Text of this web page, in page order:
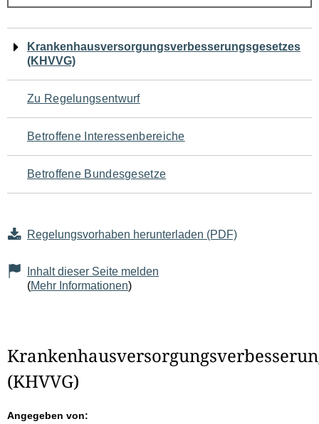
Navigation
für
den
Seiteninhalt
Krankenhausversorgungsverbesserungsgesetzes
(KHVVG)
Zu Regelungsentwurf
Betroffene Interessenbereiche
Betroffene Bundesgesetze
Regelungsvorhaben herunterladen (PDF)
Inhalt dieser Seite melden
(Mehr Informationen)
(KHVVG)
Angegeben von: